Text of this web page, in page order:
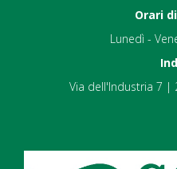
Orari
Lunedì -
Via dell'Industria 7 |